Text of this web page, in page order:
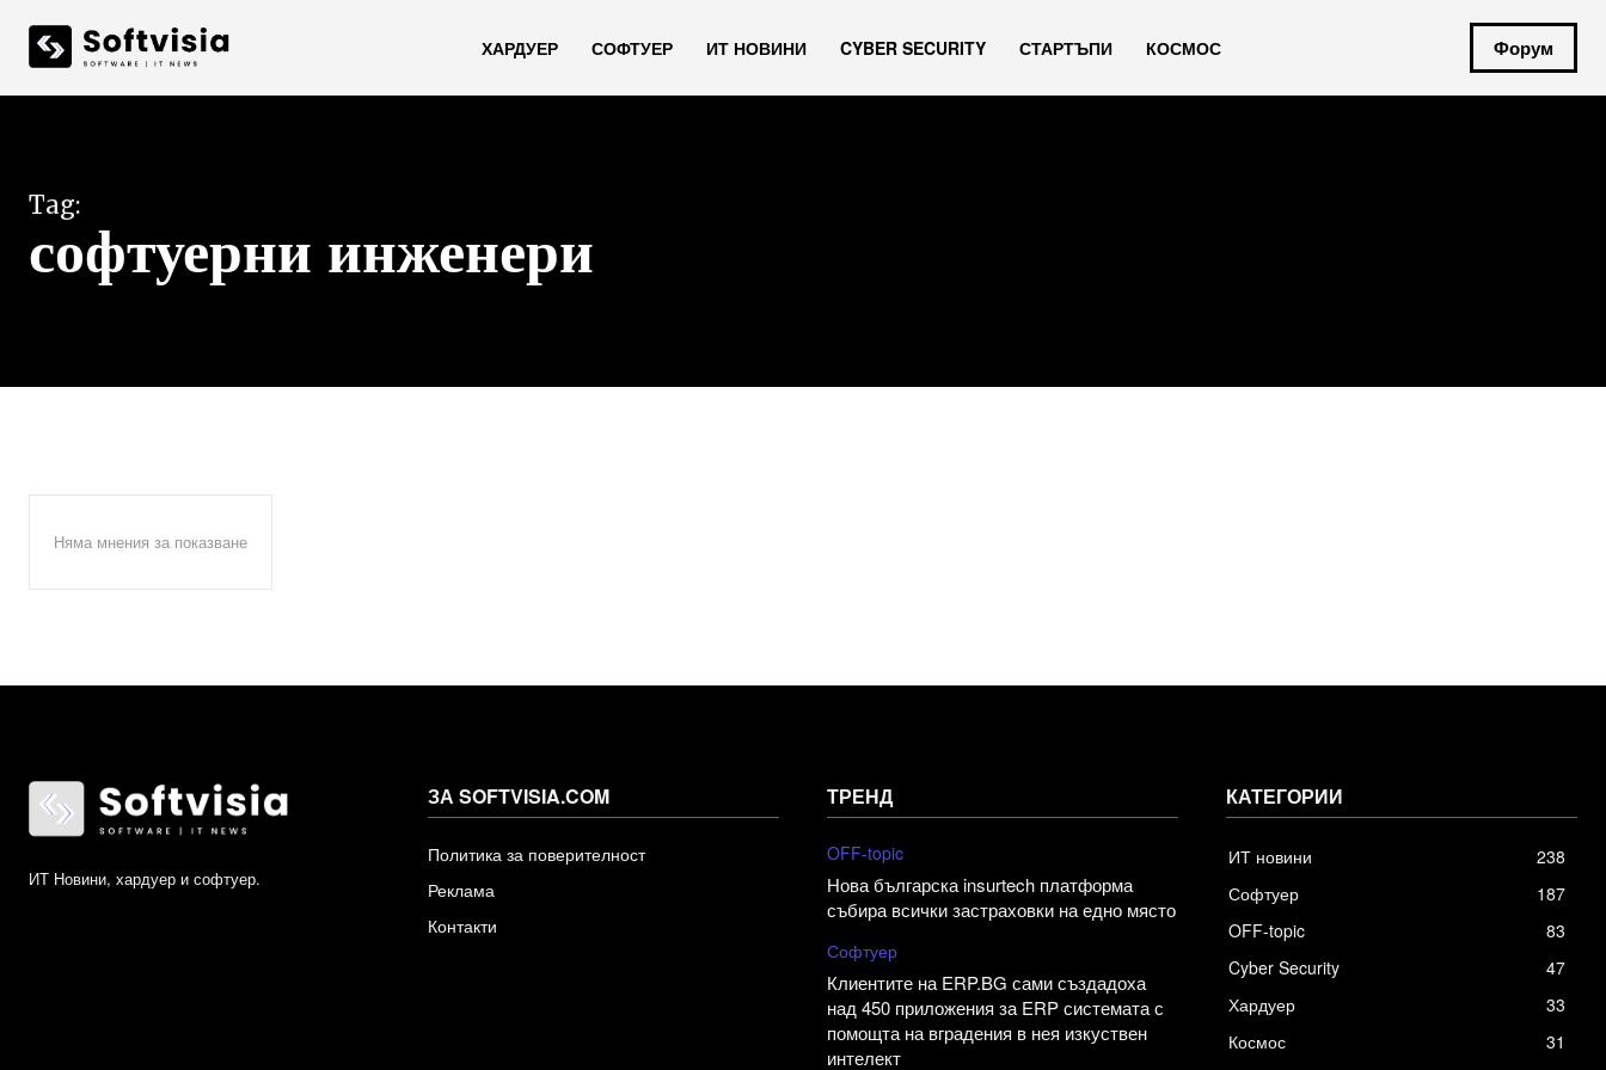
ХАРДУЕР СОФТУЕР ИТ НОВИНИ CYBER SECURITY СТАРТЪПИ КОСМОС Форум
Tag:
софтуерни инженери
Няма мнения за показване
ИТ Новини, хардуер и софтуер.
ЗА SOFTVISIA.COM
Политика за поверителност
Реклама
Контакти
ТРЕНД
OFF-topic
Нова българска insurtech платформа
събира всички застраховки на едно място
Софтуер
Клиентите на ERP.BG сами създадоха
над 450 приложения за ERP системата с
помощта на вградения в нея изкуствен
интелект
КАТЕГОРИИ
ИТ новини
238
Софтуер
187
OFF-topic
83
Cyber Security
47
Хардуер
33
Космос
31